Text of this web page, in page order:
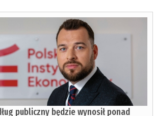
publiczny będzie wynosił ponad